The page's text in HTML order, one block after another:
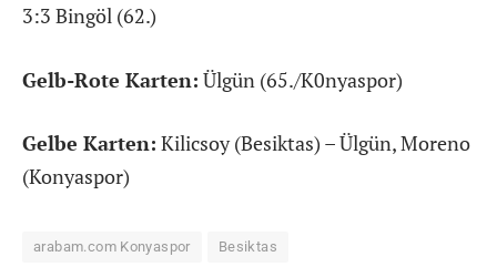
3:3 Bingöl (62.)
Gelb-Rote Karten: Ülgün (65./K0nyaspor)
Gelbe Karten: Kilicsoy (Besiktas) – Ülgün, Moreno
(Konyaspor)
arabam.com Konyaspor Besiktas